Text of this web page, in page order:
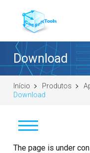
Download
Início Produtos
Download
Download
The page is under